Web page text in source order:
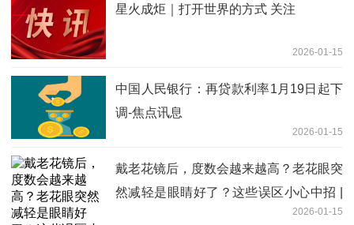
星火成炬｜打开世界的方式 关注
2026-01-15
中国人民银行：再贷款利率1月19日起下
调-焦点讯息
2026-01-15
戴老花镜后，度数会越来越高？老花眼突
然减轻是眼睛好了？这些误区小心中招 |
2026-01-15